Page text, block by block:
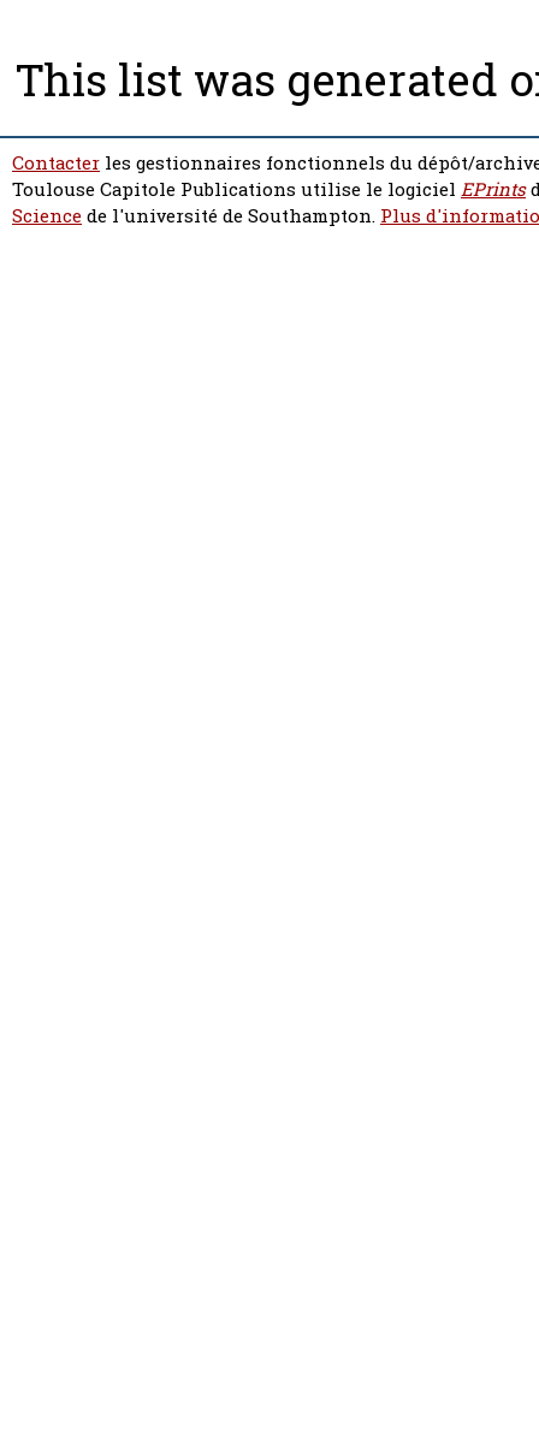
This list was generated
Contacter les gestionnaires fonctionnels du dépôt/
Toulouse Capitole Publications utilise le logiciel EPrints
Sciencede l'université de Southampton. Plus